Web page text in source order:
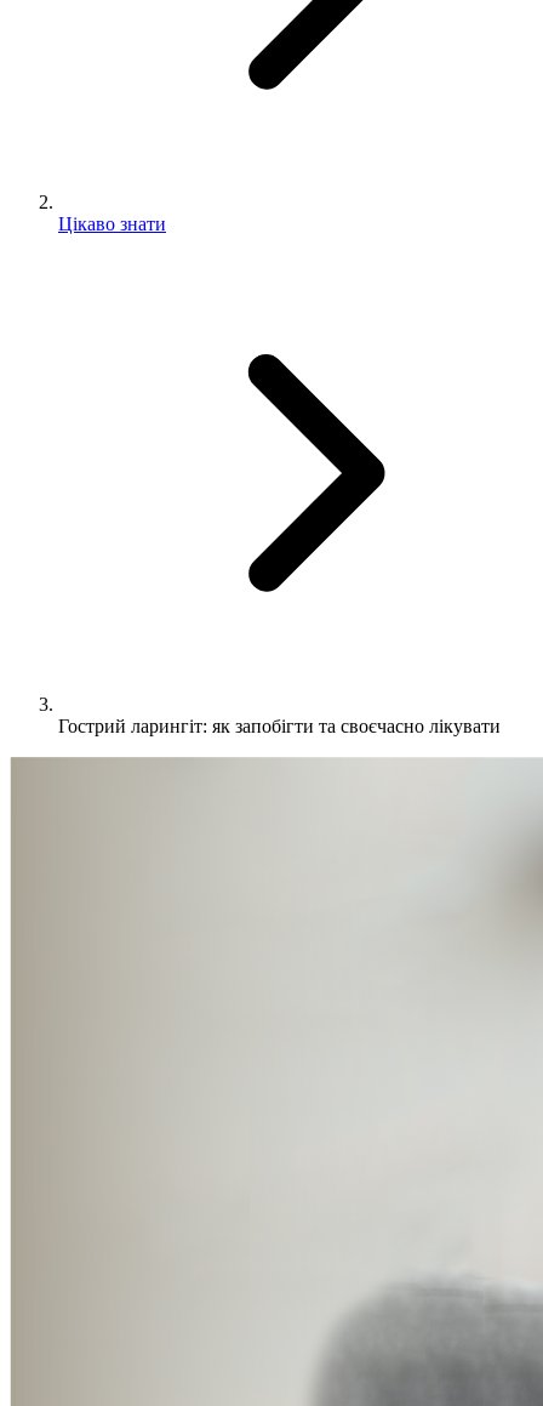
Цікаво знати
Гострий ларингіт: як запобігти та своєчасно лікувати